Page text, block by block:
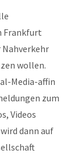
Frankfurt
wollen.
Media-affin
zum
Videos
dann auf